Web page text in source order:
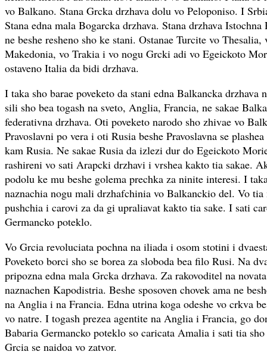
vo Balkano. Stana Grcka drzhava dolu vo Peloponiso. I
Stana edna mala Bogarcka drzhava. Stana drzhava
ne beshe resheno sho ke stani. Ostanae Turcite vo
Makedonia, vo Trakia i vo nogu Grcki adi vo Egeickoto
ostaveno Italia da bidi drzhava.
I taka sho barae poveketo da stani edna Balkancka drzhava
sili sho bea togash na sveto, Anglia, Francia, ne sakae
federativna drzhava. Oti poveketo narodo sho zhivae vo
Pravoslavni po vera i oti Rusia beshe Pravoslavna se
kam Rusia. Ne sakae Rusia da izlezi dur do Egeickoto
rashireni vo sati Arapcki drzhavi i vrshea kakto tia sakae.
podolu ke mu beshe golema prechka za ninite interesi. I
naznachia nogu mali drzhafchinia vo Balkanckio del. Vo
pushchia i carovi za da gi upraliavat kakto tia sake. I sati
Germancko poteklo.
Vo Grcia revoluciata pochna na iliada i osom stotini i
Poveketo borci sho se borea za sloboda bea filo Rusi. Na
pripozna edna mala Grcka drzhava. Za rakovoditel na
naznachen Kapodistria. Beshe sposoven chovek ama ne
na Anglia i na Francia. Edna utrina koga odeshe vo crkva
vo natre. I togash prezea agentite na Anglia i Francia, go
Babaria Germancko poteklo so caricata Amalia i sati tia sho
Grcia se naidoa vo zatvor.